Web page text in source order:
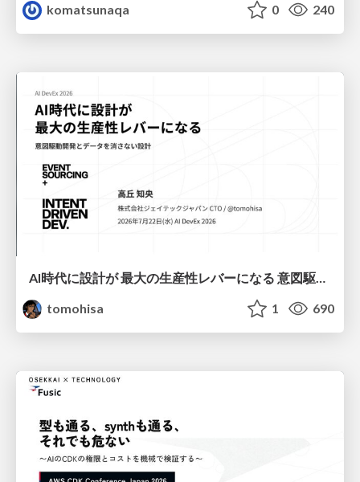
komatsunaqa
0 240
AI時代に設計が 最大の生産性レバーになる 意図駆動開発とデータを消さない設計｜Don't Delete Your Data or Your Intent — Design as the Deepest Lever in the AI Era
tomohisa
1 690